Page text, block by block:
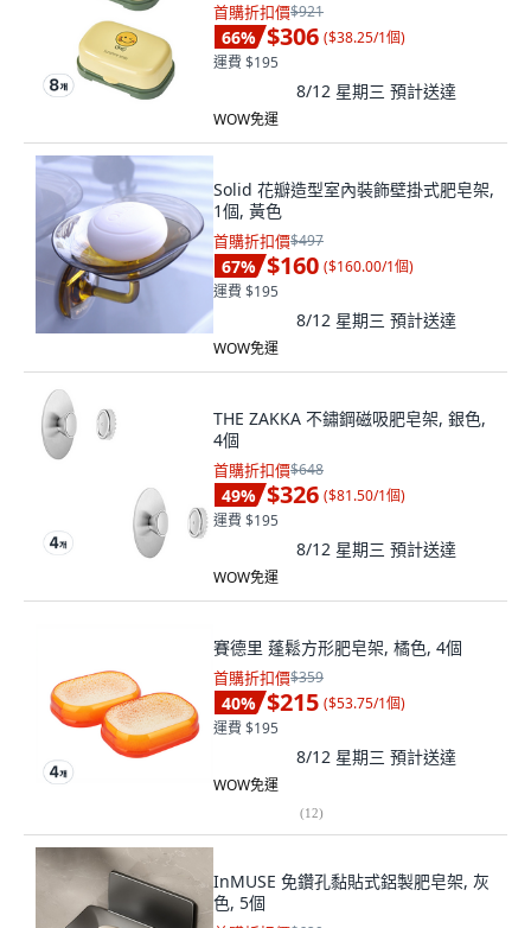
首購折扣價$921
66% $306 ($38.25/1個)
運費 $195
8/12 星期三 預計送達
WOW免運
Solid 花瓣造型室內裝飾壁掛式肥皂架,
1個, 黃色
首購折扣價$497
67% $160 ($160.00/1個)
運費 $195
8/12 星期三 預計送達
WOW免運
THE ZAKKA 不鏽鋼磁吸肥皂架, 銀色,
4個
首購折扣價$648
49% $326 ($81.50/1個)
運費 $195
8/12 星期三 預計送達
WOW免運
賽德里 蓬鬆方形肥皂架, 橘色, 4個
首購折扣價$359
40% $215 ($53.75/1個)
運費 $195
8/12 星期三 預計送達
WOW免運
(12)
InMUSE 免鑽孔黏貼式鋁製肥皂架, 灰
色, 5個